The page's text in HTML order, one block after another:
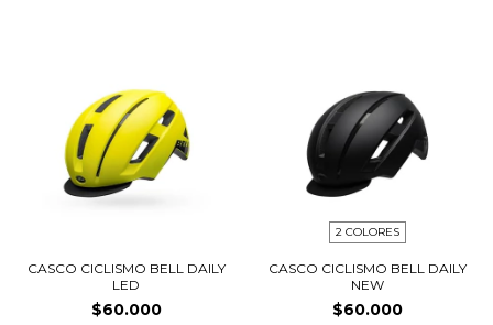
CASCO CICLISMO BELL DAILY
LED
$60.000
2 COLORES
CASCO CICLISMO BELL DAILY
NEW
$60.000